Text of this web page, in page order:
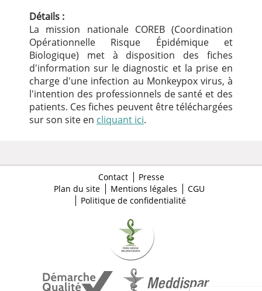
Détails :
La mission nationale COREB (Coordination
Opérationnelle Risque Épidémique et
Biologique) met à disposition des fiches
d'information sur le diagnostic et la prise en
charge d'une infection au Monkeypox virus, à
l'intention des professionnels de santé et des
patients. Ces fiches peuvent être téléchargées
sur son site en cliquant ici.
Contact
Presse
Plan du site
Mentions légales
CGU
Politique de confidentialité